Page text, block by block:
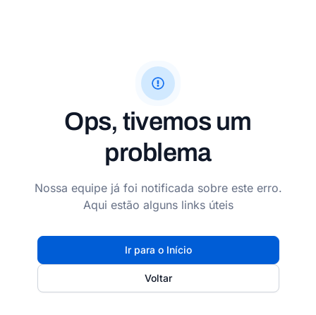
Ops, tivemos um
problema
Nossa equipe já foi notificada sobre este erro.
Aqui estão alguns links úteis
Ir para o Início
Voltar